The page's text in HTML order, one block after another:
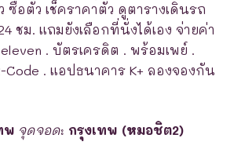
ซื้อตั๋ว เช็คราคาตั๋ว ดูตารางเดินรถ
ชม. แถมยังเลือกที่นั่งได้เอง จ่ายค่า
. บัตรเครดิต . พร้อมเพย์ .
Code . แอปธนาคาร K+ ลองจองกัน
พ จุดจอด: กรุงเทพ (หมอชิต2)